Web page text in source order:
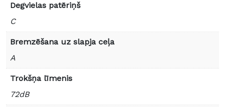
Degvielas patēriņš
C
Bremzēšana uz slapja ceļa
A
Trokšņa līmenis
72dB